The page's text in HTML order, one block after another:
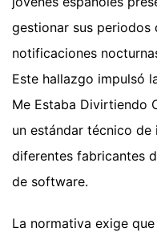
gestionar sus periodos
notificaciones
Este hallazgo impulsó
Me Estaba Divirtiendo
un estándar técnico
diferentes fabricantes
de software.
La normativa exige